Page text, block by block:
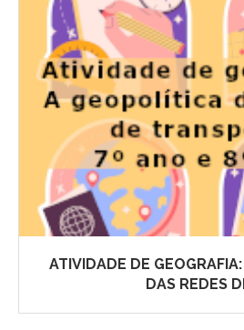
ATIVIDADE DE
DAS REDES